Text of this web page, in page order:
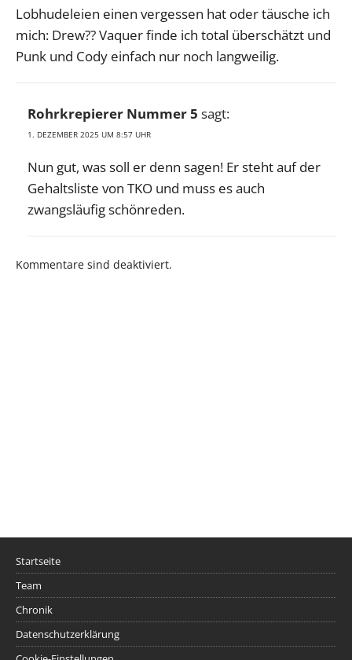
Lobhudeleien einen vergessen hat oder täusche ich
mich: Drew?? Vaquer finde ich total überschätzt und
Punk und Cody einfach nur noch langweilig.
Rohrkrepierer Nummer 5 sagt:
1. DEZEMBER 2025 UM 8:57 UHR
Nun gut, was soll er denn sagen! Er steht auf der
Gehaltsliste von TKO und muss es auch
zwangsläufig schönreden.
Kommentare sind deaktiviert.
Startseite
Team
Chronik
Datenschutzerklärung